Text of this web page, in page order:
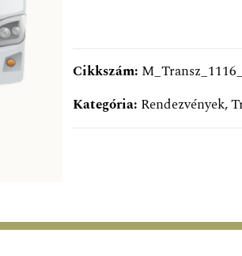
Cikkszám:
Kategória: Rendezvények,